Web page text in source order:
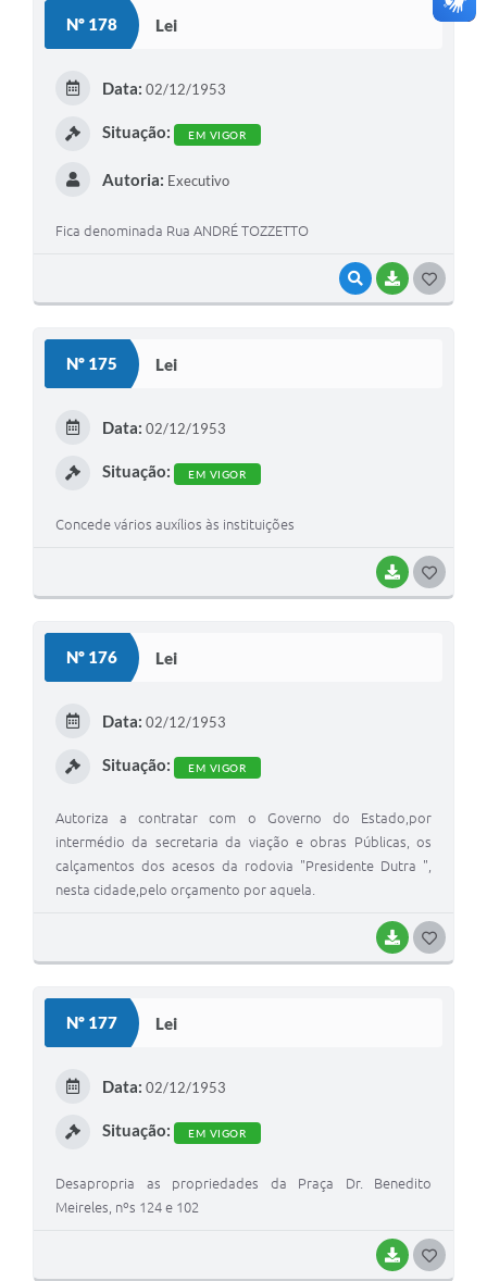
Nº 178 Lei
VISUALIZAR
BAIXAR
Data: 02/12/1953
Situação: EM VIGOR
Autoria: Executivo
Fica denominada Rua ANDRÉ TOZZETTO
Nº 175 Lei
BAIXAR
Data: 02/12/1953
Situação: EM VIGOR
Concede vários auxílios às instituições
Nº 176 Lei
BAIXAR
Data: 02/12/1953
Situação: EM VIGOR
Autoriza a contratar com o Governo do Estado,por
intermédio da secretaria da viação e obras Públicas, os
calçamentos dos acesos da rodovia "Presidente Dutra ",
nesta cidade,pelo orçamento por aquela.
Nº 177 Lei
BAIXAR
Data: 02/12/1953
Situação: EM VIGOR
Desapropria as propriedades da Praça Dr. Benedito
Meireles, nºs 124 e 102